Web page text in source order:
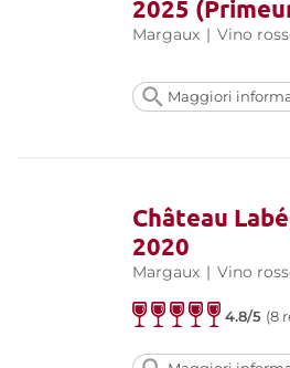
2025
Margaux | Vino
Maggiori
Château
2020
Margaux | Vino
4.8/5 (8